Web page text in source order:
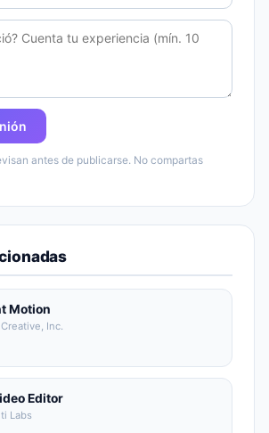
antes de publicarse. No compartas
Motion
Inc.
Editor
Labs